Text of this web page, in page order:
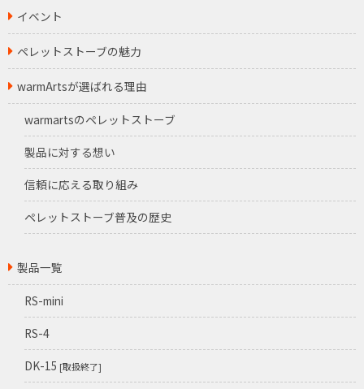
イベント
ペレットストーブの魅力
warmArtsが選ばれる理由
warmartsのペレットストーブ
製品に対する想い
信頼に応える取り組み
ペレットストーブ普及の歴史
製品一覧
RS-mini
RS-4
DK-15 [取扱終了]